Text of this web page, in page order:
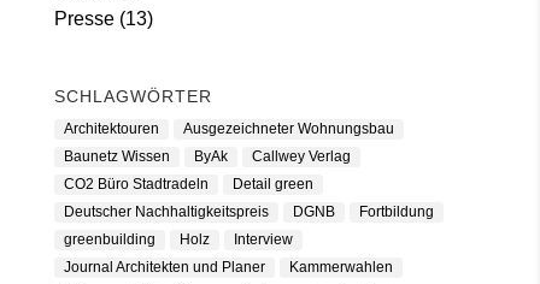
Presse(13)
SCHLAGWÖRTER
Architektouren
Ausgezeichneter Wohnungsbau
Baunetz Wissen
ByAk
Callwey Verlag
CO2 Büro Stadtradeln
Detail green
Deutscher Nachhaltigkeitspreis
DGNB
Fortbildung
greenbuilding
Holz
Interview
Journal Architekten und Planer
Kammerwahlen